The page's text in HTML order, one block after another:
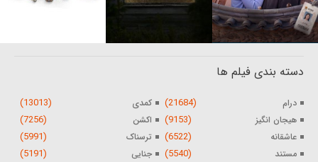
دسته بندی فیلم ها
درام (21684) کمدی (13013)
هیجان انگیز (9153) اکشن (7256)
عاشقانه (6522) ترسناک (5991)
مستند (5540) جنایی (5191)